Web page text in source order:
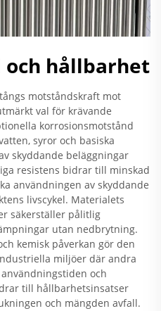
hållbarhet
motståndskraft mot
val för krävande
korrosionsmotstånd
syror och basiska
skyddande beläggningar
resistens bidrar till minskad
användningen av skyddande
livscykel. Materialets
säkerställer pålitlig
utan nedbrytning.
kemisk påverkan gör den
miljöer där andra
och
till hållbarhetsinsatser
och mängden avfall.